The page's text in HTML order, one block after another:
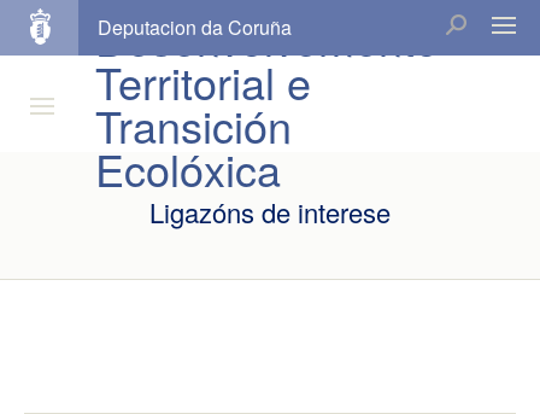
Deputacion da Coruña
Desenvolvemento
Territorial e
Transición
Ecolóxica
Ligazóns de interese